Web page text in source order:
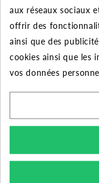
Clapet anti-
retour intégré
principal
corps
aux réseaux sociaux
offrir des
ainsi que des
cookies ainsi que les
vos données